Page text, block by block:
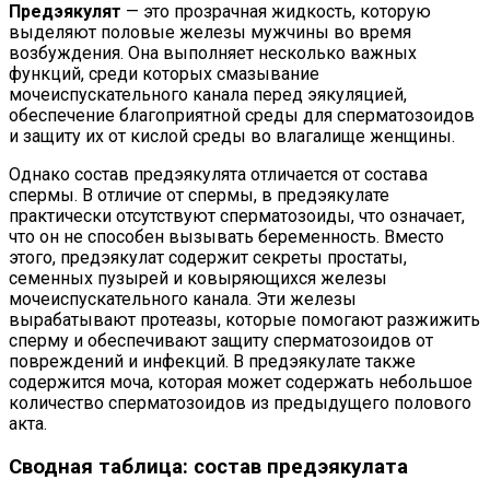
Предэякулят — это прозрачная жидкость, которую
выделяют половые железы мужчины во время
возбуждения. Она выполняет несколько важных
функций, среди которых смазывание
мочеиспускательного канала перед эякуляцией,
обеспечение благоприятной среды для сперматозоидов
и защиту их от кислой среды во влагалище женщины.
Однако состав предэякулята отличается от состава
спермы. В отличие от спермы, в предэякулате
практически отсутствуют сперматозоиды, что означает,
что он не способен вызывать беременность. Вместо
этого, предэякулат содержит секреты простаты,
семенных пузырей и ковыряющихся железы
мочеиспускательного канала. Эти железы
вырабатывают протеазы, которые помогают разжижить
сперму и обеспечивают защиту сперматозоидов от
повреждений и инфекций. В предэякулате также
содержится моча, которая может содержать небольшое
количество сперматозоидов из предыдущего полового
акта.
Сводная таблица: состав предэякулата